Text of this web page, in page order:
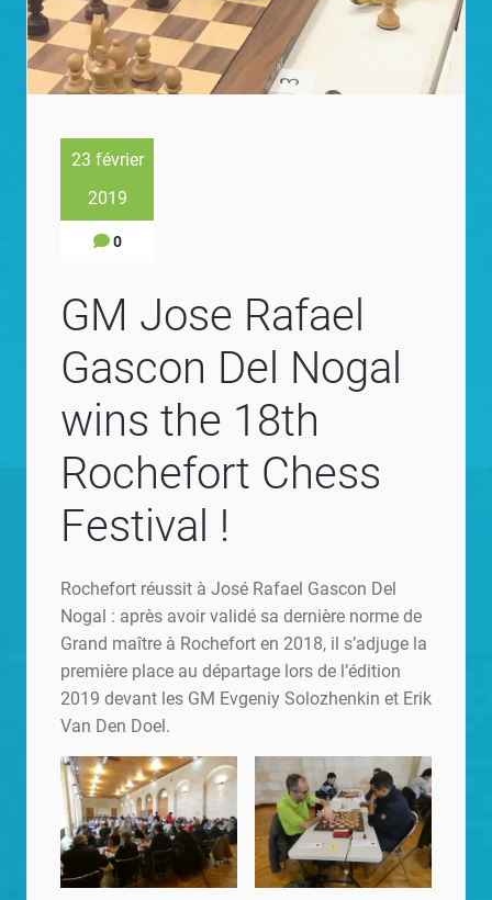
23 février
2019
0
GM Jose Rafael
Gascon Del Nogal
wins the 18th
Rochefort Chess
Festival !
Rochefort réussit à José Rafael Gascon Del
Nogal : après avoir validé sa dernière norme de
Grand maître à Rochefort en 2018, il s’adjuge la
première place au départage lors de l’édition
2019 devant les GM Evgeniy Solozhenkin et Erik
Van Den Doel.